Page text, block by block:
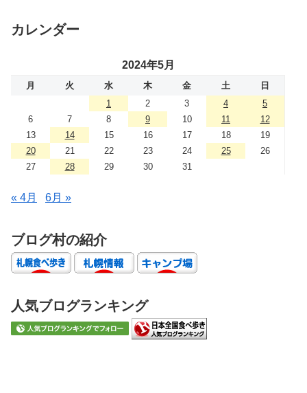
カレンダー
2024年5月
月 火 水 木 金 土
日
1
2 3 4
5
6
7 8 9 10 11
12
13
14 15 16 17 18
19
20
21 22 23 24 25
26
27
28 29 30 31
« 4月 6月 »
ブログ村の紹介
人気ブログランキング